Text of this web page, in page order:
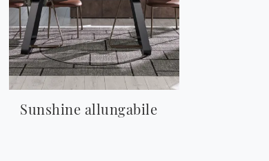
Sunshine allungabile